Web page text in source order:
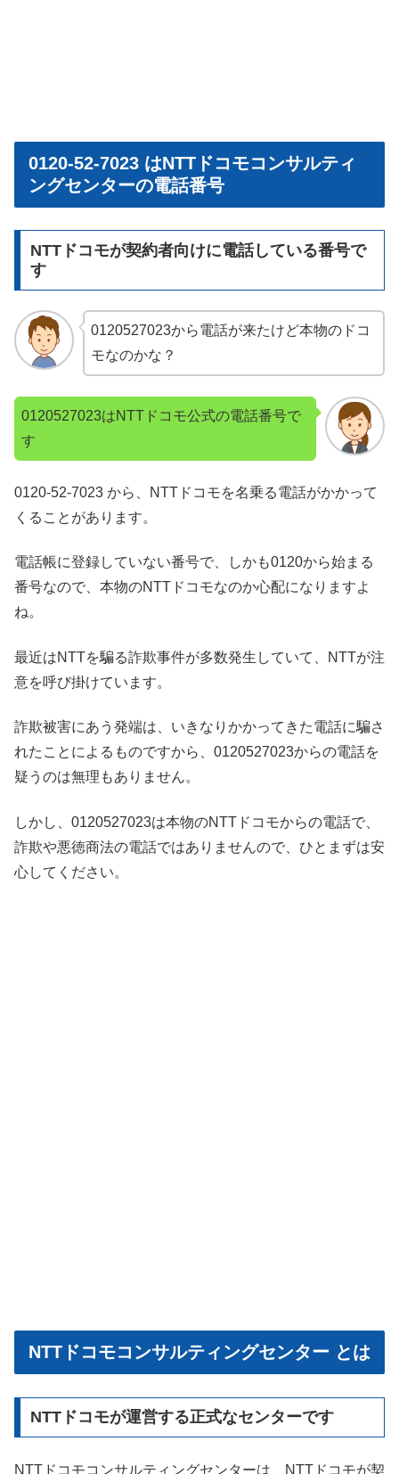
0120-52-7023 はNTTドコモコンサルティ
ングセンターの電話番号
NTTドコモが契約者向けに電話している番号で
す
0120527023から電話が来たけど本物のドコ
モなのかな？
0120527023はNTTドコモ公式の電話番号で
す
0120-52-7023 から、NTTドコモを名乗る電話がかかって
くることがあります。
電話帳に登録していない番号で、しかも0120から始まる
番号なので、本物のNTTドコモなのか心配になりますよ
ね。
最近はNTTを騙る詐欺事件が多数発生していて、NTTが注
意を呼び掛けています。
詐欺被害にあう発端は、いきなりかかってきた電話に騙さ
れたことによるものですから、0120527023からの電話を
疑うのは無理もありません。
しかし、0120527023は本物のNTTドコモからの電話で、
詐欺や悪徳商法の電話ではありませんので、ひとまずは安
心してください。
NTTドコモコンサルティングセンター とは
NTTドコモが運営する正式なセンターです
NTTドコモコンサルティングセンターは、NTTドコモが契